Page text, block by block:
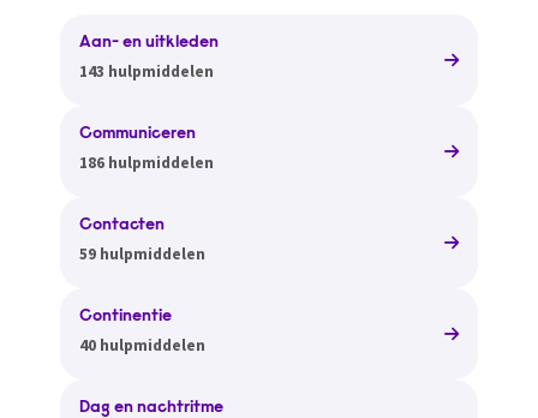
Aan- en uitkleden
143 hulpmiddelen
Communiceren
186 hulpmiddelen
Contacten
59 hulpmiddelen
Continentie
40 hulpmiddelen
Dag en nachtritme